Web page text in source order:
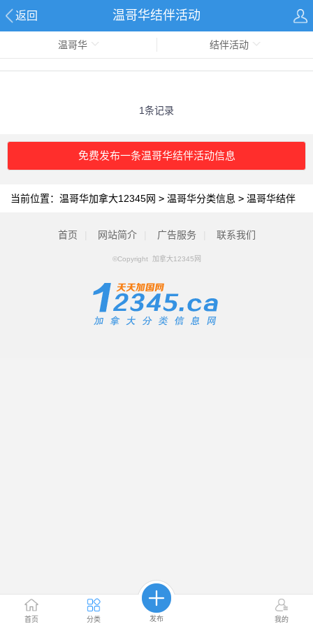
返回 温哥华结伴活动
首页 分类 发布 我的
温哥华 结伴活动
1条记录
免费发布一条温哥华结伴活动信息
当前位置： 温哥华加拿大12345网 > 温哥华分类信息 > 温哥华结伴
首页 网站简介 广告服务 联系我们
©Copyright 加拿大12345网